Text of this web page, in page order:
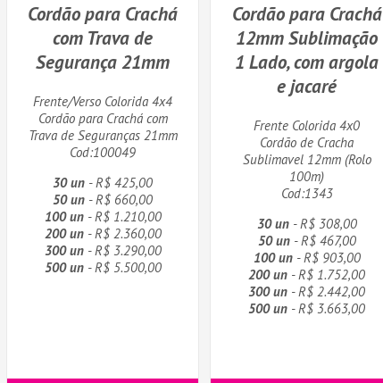
Cordão para Crachá
com Trava de
Segurança 21mm
Frente/Verso Colorida 4x4
Cordão para Crachá com
Trava de Seguranças 21mm
Cod:100049
30 un - R$ 425,00
50 un - R$ 660,00
100 un- R$ 1.210,00
200 un- R$ 2.360,00
300 un- R$ 3.290,00
500 un- R$ 5.500,00
Cordão para Crachá
12mm Sublimação
1 Lado, com argola
e jacaré
Frente Colorida 4x0
Cordão de Cracha
Sublimavel 12mm (Rolo
100m)
Cod:1343
30 un- R$ 308,00
50 un- R$ 467,00
100 un- R$ 903,00
200 un - R$ 1.752,00
300 un - R$ 2.442,00
500 un - R$ 3.663,00